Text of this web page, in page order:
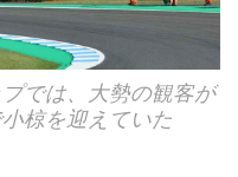
では、大勢の観客が
椋を迎えていた